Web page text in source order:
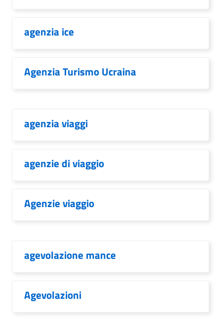
agenzia ice
Agenzia Turismo Ucraina
agenzia viaggi
agenzie di viaggio
Agenzie viaggio
agevolazione mance
Agevolazioni